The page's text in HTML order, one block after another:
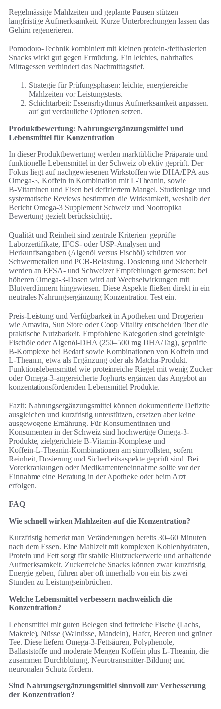
Regelmässige Mahlzeiten und geplante Pausen stützen
langfristige Aufmerksamkeit. Kurze Unterbrechungen lassen das
Gehirn regenerieren.
Pomodoro-Technik kombiniert mit kleinen protein-/fettbasierten
Snacks wirkt gut gegen Ermüdung. Ein leichtes, nahrhaftes
Mittagessen verhindert das Nachmittagstief.
Strategie für Prüfungsphasen: leichte, energiereiche
Mahlzeiten vor Leistungstests.
Schichtarbeit: Essensrhythmus Aufmerksamkeit anpassen,
auf gut verdauliche Optionen setzen.
Produktbewertung: Nahrungsergänzungsmittel und
Lebensmittel für Konzentration
In dieser Produktbewertung werden marktübliche Präparate und
funktionelle Lebensmittel in der Schweiz objektiv geprüft. Der
Fokus liegt auf nachgewiesenen Wirkstoffen wie DHA/EPA aus
Omega-3, Koffein in Kombination mit L‑Theanin, sowie
B‑Vitaminen und Eisen bei definiertem Mangel. Studienlage und
systematische Reviews bestimmen die Wirksamkeit, weshalb der
Bericht Omega-3 Supplement Schweiz und Nootropika
Bewertung gezielt berücksichtigt.
Qualität und Reinheit sind zentrale Kriterien: geprüfte
Laborzertifikate, IFOS- oder USP-Analysen und
Herkunftsangaben (Algenöl versus Fischöl) schützen vor
Schwermetallen und PCB-Belastung. Dosierung und Sicherheit
werden an EFSA- und Schweizer Empfehlungen gemessen; bei
höheren Omega-3-Dosen wird auf Wechselwirkungen mit
Blutverdünnern hingewiesen. Diese Aspekte fließen direkt in ein
neutrales Nahrungsergänzung Konzentration Test ein.
Preis-Leistung und Verfügbarkeit in Apotheken und Drogerien
wie Amavita, Sun Store oder Coop Vitality entscheiden über die
praktische Nutzbarkeit. Empfohlene Kategorien sind gereinigte
Fischöle oder Algenöl-DHA (250–500 mg DHA/Tag), geprüfte
B‑Komplexe bei Bedarf sowie Kombinationen von Koffein und
L‑Theanin, etwa als Ergänzung oder als Matcha‑Produkt.
Funktionslebensmittel wie proteinreiche Riegel mit wenig Zucker
oder Omega-3-angereicherte Joghurts ergänzen das Angebot an
konzentationsfördernden Lebensmittel Produkte.
Fazit: Nahrungsergänzungsmittel können dokumentierte Defizite
ausgleichen und kurzfristig unterstützen, ersetzen aber keine
ausgewogene Ernährung. Für Konsumentinnen und
Konsumenten in der Schweiz sind hochwertige Omega-3-
Produkte, zielgerichtete B‑Vitamin-Komplexe und
Koffein‑L‑Theanin‑Kombinationen am sinnvollsten, sofern
Reinheit, Dosierung und Sicherheitsaspekte geprüft sind. Bei
Vorerkrankungen oder Medikamenteneinnahme sollte vor der
Einnahme eine Beratung in der Apotheke oder beim Arzt
erfolgen.
FAQ
Wie schnell wirken Mahlzeiten auf die Konzentration?
Kurzfristig bemerkt man Veränderungen bereits 30–60 Minuten
nach dem Essen. Eine Mahlzeit mit komplexen Kohlenhydraten,
Protein und Fett sorgt für stabile Blutzuckerwerte und anhaltende
Aufmerksamkeit. Zuckerreiche Snacks können zwar kurzfristig
Energie geben, führen aber oft innerhalb von ein bis zwei
Stunden zu Leistungseinbrüchen.
Welche Lebensmittel verbessern nachweislich die
Konzentration?
Lebensmittel mit guten Belegen sind fettreiche Fische (Lachs,
Makrele), Nüsse (Walnüsse, Mandeln), Hafer, Beeren und grüner
Tee. Diese liefern Omega‑3‑Fettsäuren, Polyphenole,
Ballaststoffe und moderate Mengen Koffein plus L‑Theanin, die
zusammen Durchblutung, Neurotransmitter‑Bildung und
neuronalen Schutz fördern.
Sind Nahrungsergänzungsmittel sinnvoll zur Verbesserung
der Konzentration?